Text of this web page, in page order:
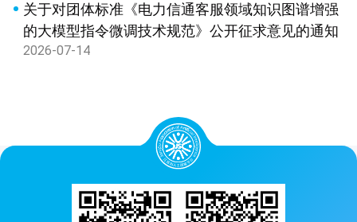
关于对团体标准《电力信通客服领域知识图谱增强
的大模型指令微调技术规范》公开征求意见的通知
2026-07-14